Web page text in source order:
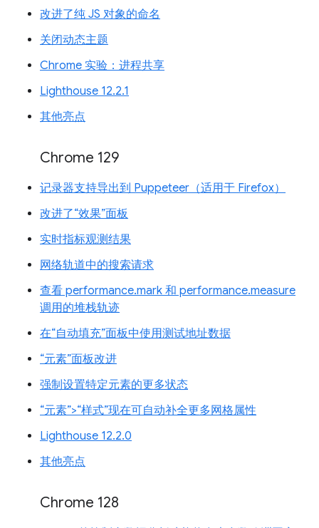
改进了纯 JS 对象的命名
关闭动态主题
Chrome 实验：进程共享
Lighthouse 12.2.1
其他亮点
Chrome 129
记录器支持导出到 Puppeteer（适用于 Firefox）
改进了“效果”面板
实时指标观测结果
网络轨道中的搜索请求
查看 performance.mark 和 performance.measure
调用的堆栈轨迹
在“自动填充”面板中使用测试地址数据
“元素”面板改进
强制设置特定元素的更多状态
“元素”>“样式”现在可自动补全更多网格属性
Lighthouse 12.2.0
其他亮点
Chrome 128